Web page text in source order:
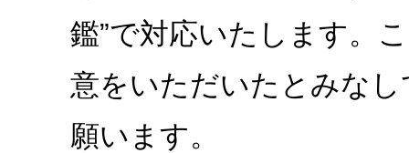
鑑”で対応いたします。
意をいただいたとみな
願います。